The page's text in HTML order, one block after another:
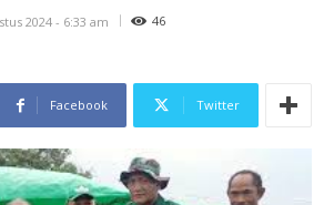
2024 - 6:33 am 46
Facebook Twitter